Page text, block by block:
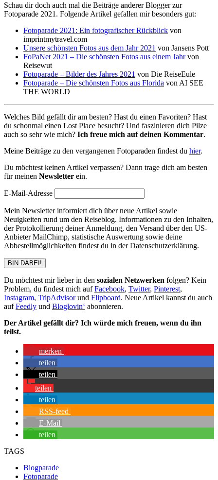
Schau dir doch auch mal die Beiträge anderer Blogger zur
Fotoparade 2021. Folgende Artikel gefallen mir besonders gut:
Fotoparade 2021: Ein fotografischer Rückblick von
imprintmytravel.com
Unsere schönsten Fotos aus dem Jahr 2021 von Jansens Pott
FoPaNet 2021 – Die schönsten Fotos aus einem Jahrvon
Reisewut
Fotoparade – Bilder des Jahres 2021 von Die ReiseEule
Fotoparade – Die schönsten Fotos aus Florida von AI SEE
THE WORLD
Welches Bild gefällt dir am besten? Hast du einen Favoriten? Hast
du schonmal einen Lost Place besucht? Und faszinieren dich Pilze
auch so sehr wie mich? Ich freue mich auf deinen Kommentar.
Meine Beiträge zu den vergangenen Fotoparaden findest du hier.
Du möchtest keinen Artikel verpassen? Dann trage dich am besten
für meinen Newsletter ein.
E-Mail-Adresse
Mein Newsletter informiert dich über neue Artikel sowie
Neuigkeiten rund um den Reiseblog. Informationen zu den Inhalten,
der Protokollierung deiner Anmeldung, den Versand über den US-
Anbieter MailChimp, statistische Auswertung sowie deine
Abbestellmöglichkeiten findest du in der Datenschutzerklärung.
BIN DABEI!
Du möchtest mir lieber in den sozialen Netzwerken folgen? Kein
Problem, du findest mich aufFacebook, Twitter, Pinterest,
Instagram, TripAdvisorund Flipboard. Neue Artikel kannst du auch
aufFeedly und Bloglovin‘ abonnieren.
Der Artikel gefällt dir? Ich würde mich freuen, wenn du ihn
teilst.
merken
teilen
teilen
teilen
teilen
RSS-feed
E-Mail
teilen
TAGS
Blogparade
Fotoparade